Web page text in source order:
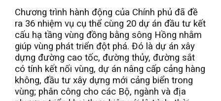
Chương trình hành động của Chính phủ đã đề
ra 36 nhiệm vụ cụ thể cùng 20 dự án đầu tư kết
cấu hạ tầng vùng đồng bằng sông Hồng nhằm
giúp vùng phát triển đột phá. Đó là dự án xây
dựng đường cao tốc, đường thủy, đường sắt
có tính kết nối vùng, dự án nâng cấp cảng hàng
không, đầu tư xây dựng mới cảng biển trong
vùng; phân công cho các Bộ, ngành và địa